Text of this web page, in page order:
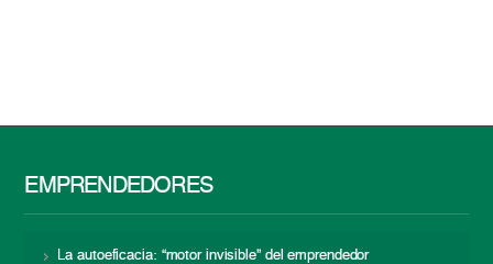
EMPRENDEDORES
La autoeficacia: “motor invisible” del emprendedor